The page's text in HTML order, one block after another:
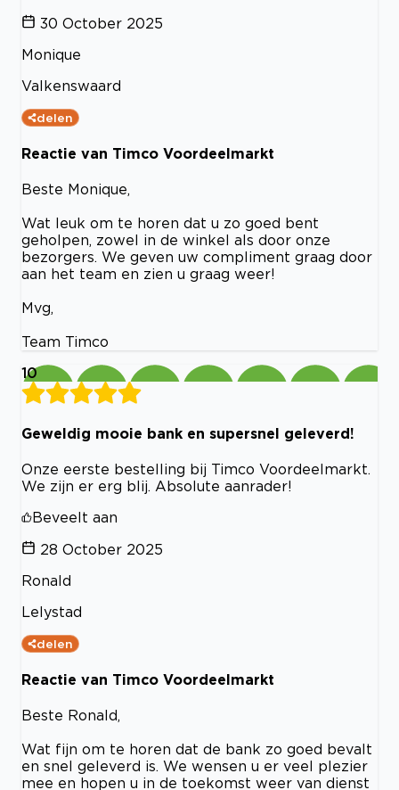
30 October 2025
Monique
Valkenswaard
delen
Reactie van Timco Voordeelmarkt
Beste Monique,
Wat leuk om te horen dat u zo goed bent
geholpen, zowel in de winkel als door onze
bezorgers. We geven uw compliment graag door
aan het team en zien u graag weer!
Mvg,
Team Timco
10
Geweldig mooie bank en supersnel geleverd!
Onze eerste bestelling bij Timco Voordeelmarkt.
We zijn er erg blij. Absolute aanrader!
Beveelt aan
28 October 2025
Ronald
Lelystad
delen
Reactie van Timco Voordeelmarkt
Beste Ronald,
Wat fijn om te horen dat de bank zo goed bevalt
en snel geleverd is. We wensen u er veel plezier
mee en hopen u in de toekomst weer van dienst